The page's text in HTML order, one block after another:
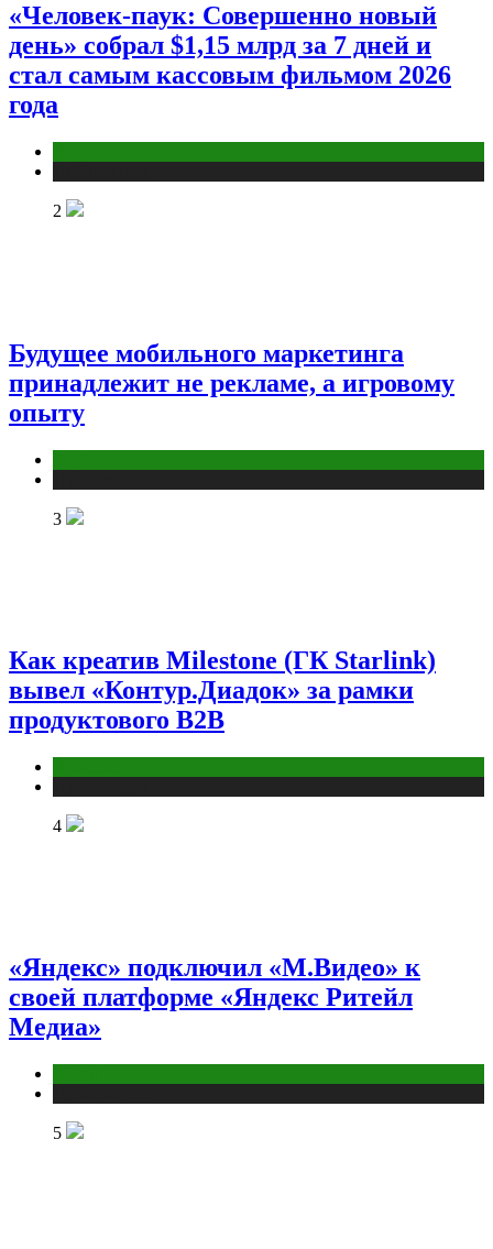
«Человек-паук: Совершенно новый
день» собрал $1,15 млрд за 7 дней и
стал самым кассовым фильмом 2026
года
2
Будущее мобильного маркетинга
принадлежит не рекламе, а игровому
опыту
3
Как креатив Milestone (ГК Starlink)
вывел «Контур.Диадок» за рамки
продуктового B2B
4
«Яндекс» подключил «М.Видео» к
своей платформе «Яндекс Ритейл
Медиа»
5